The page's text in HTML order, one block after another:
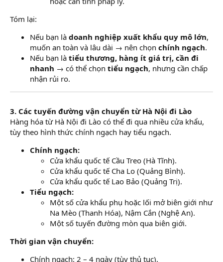
Tóm lại:
Nếu bạn là doanh nghiệp xuất khẩu quy mô lớn,
muốn an toàn và lâu dài → nên chọn chính ngạch.
Nếu bạn là tiểu thương, hàng ít giá trị, cần đi
nhanh → có thể chọn tiểu ngạch, nhưng cần chấp
nhận rủi ro.
3. Các tuyến đường vận chuyển từ Hà Nội đi Lào
Hàng hóa từ Hà Nội đi Lào có thể đi qua nhiều cửa khẩu,
tùy theo hình thức chính ngạch hay tiểu ngạch.
Chính ngạch:
Cửa khẩu quốc tế Cầu Treo (Hà Tĩnh).
Cửa khẩu quốc tế Cha Lo (Quảng Bình).
Cửa khẩu quốc tế Lao Bảo (Quảng Trị).
Tiểu ngạch:
Một số cửa khẩu phụ hoặc lối mở biên giới như
Na Mèo (Thanh Hóa), Nậm Cắn (Nghệ An).
Một số tuyến đường mòn qua biên giới.
Thời gian vận chuyển:
Chính ngạch: 2 – 4 ngày (tùy thủ tục).